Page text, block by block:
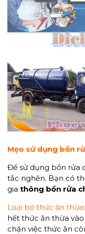
Mẹo sử dụng bồn
Để sử dụng bồn rửa
tắc nghẽn. Bạn có
gia thông bồn rửa
Loại bỏ thức ăn thừa:
hết thức ăn thừa
chặn việc thức ăn